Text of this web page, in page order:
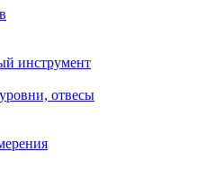
инструмент
отвесы